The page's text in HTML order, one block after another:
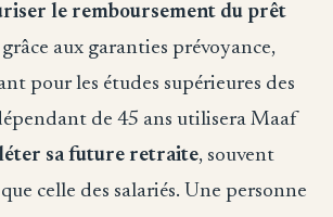
le remboursement du prêt
grâce aux garanties prévoyance,
pour les études supérieures des
de 45 ans utilisera Maaf
sa future retraite, souvent
celle des salariés. Une personne